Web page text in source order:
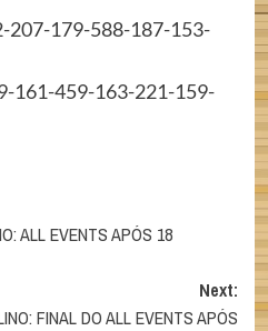
207-179-588-187-153-
161-459-163-221-159-
ALL EVENTS APÓS 18
Next:
FINAL DO ALL EVENTS APÓS